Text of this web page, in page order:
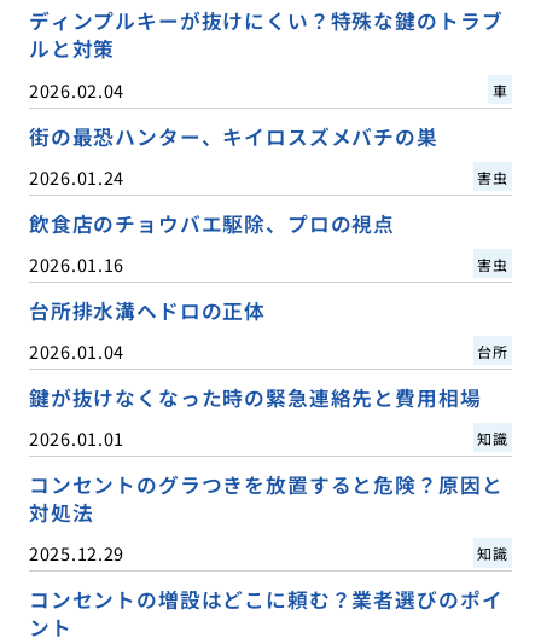
ディンプルキーが抜けにくい？特殊な鍵のトラブ
ルと対策
2026.02.04 車
街の最恐ハンター、キイロスズメバチの巣
2026.01.24 害虫
飲食店のチョウバエ駆除、プロの視点
2026.01.16 害虫
台所排水溝ヘドロの正体
2026.01.04 台所
鍵が抜けなくなった時の緊急連絡先と費用相場
2026.01.01 知識
コンセントのグラつきを放置すると危険？原因と
対処法
2025.12.29 知識
コンセントの増設はどこに頼む？業者選びのポイ
ント